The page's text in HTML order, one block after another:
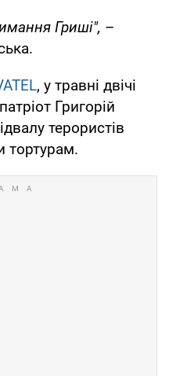
Гриші", –
, у травні двічі
Григорій
терористів
тортурам.